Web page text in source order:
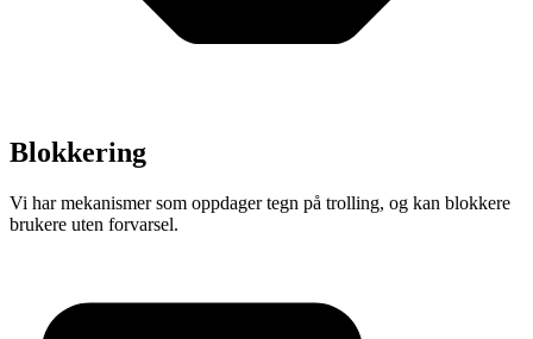
Blokkering
Vi har mekanismer som oppdager tegn på trolling, og kan blokkere
brukere uten forvarsel.